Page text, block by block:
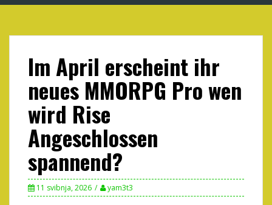
Im April erscheint ihr
neues MMORPG Pro wen
wird Rise
Angeschlossen
spannend?
11 svibnja, 2026 yam3t3